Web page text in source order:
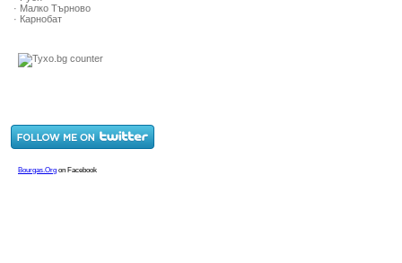
· Малко Търново
· Карнобат